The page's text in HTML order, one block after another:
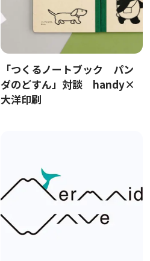
「つくるノートブック パン
ダのどすん」対談 handy×
大洋印刷